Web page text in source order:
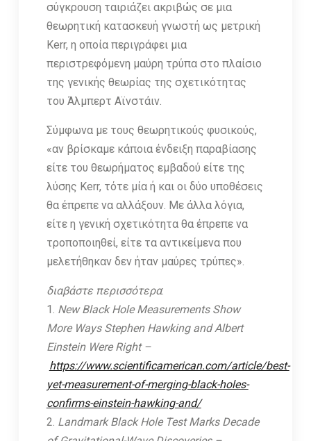
σύγκρουση ταιριάζει ακριβώς σε μια
θεωρητική κατασκευή γνωστή ως μετρική
Kerr, η οποία περιγράφει μια
περιστρεφόμενη μαύρη τρύπα στο πλαίσιο
της γενικής θεωρίας της σχετικότητας
του Άλμπερτ Αϊνστάιν.
Σύμφωνα με τους θεωρητικούς φυσικούς,
«αν βρίσκαμε κάποια ένδειξη παραβίασης
είτε του θεωρήματος εμβαδού είτε της
λύσης Kerr, τότε μία ή και οι δύο υποθέσεις
θα έπρεπε να αλλάξουν. Με άλλα λόγια,
είτε η γενική σχετικότητα θα έπρεπε να
τροποποιηθεί, είτε τα αντικείμενα που
μελετήθηκαν δεν ήταν μαύρες τρύπες».
διαβάστε περισσότερα:
1. New Black Hole Measurements Show
More Ways Stephen Hawking and Albert
Einstein Were Right –
https://www.scientificamerican.com/article/best-
yet-measurement-of-merging-black-holes-
confirms-einstein-hawking-and/
2. Landmark Black Hole Test Marks Decade